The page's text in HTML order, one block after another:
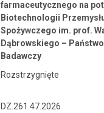
farmaceutycznego na
Biotechnologii
Spożywczego im. prof.
Dąbrowskiego –
Badawczy
Rozstrzygnięte
DZ.261.47.2026